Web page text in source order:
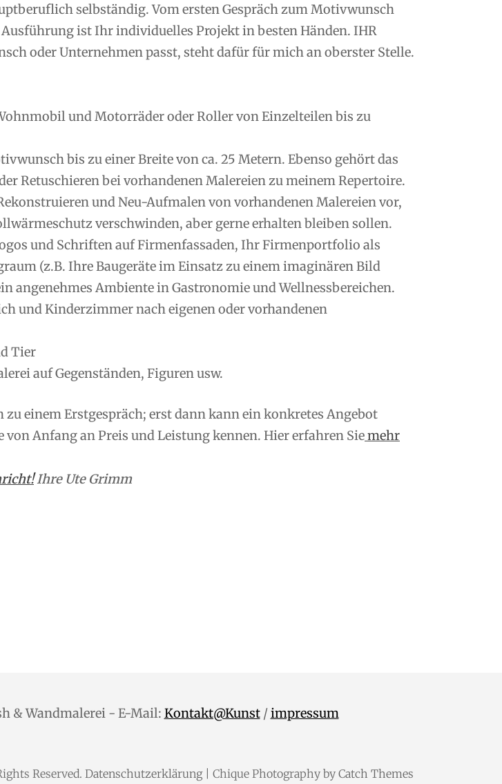
selbständig. Vom ersten Gespräch zum Motivwunsch
ist Ihr individuelles Projekt in besten Händen. IHR
oder Unternehmen passt, steht dafür für mich an oberster Stelle.
und Motorräder oder Roller von Einzelteilen bis zu
bis zu einer Breite von ca. 25 Metern. Ebenso gehört das
Retuschieren bei vorhandenen Malereien zu meinem Repertoire.
und Neu-Aufmalen von vorhandenen Malereien vor,
verschwinden, aber gerne erhalten bleiben sollen.
und Schriften auf Firmenfassaden, Ihr Firmenportfolio als
(z.B. Ihre Baugeräte im Einsatz zu einem imaginären Bild
angenehmes Ambiente in Gastronomie und Wellnessbereichen.
und Kinderzimmer nach eigenen oder vorhandenen
Tier
auf Gegenständen, Figuren usw.
zu einem Erstgespräch; erst dann kann ein konkretes Angebot
von Anfang an Preis und Leistung kennen. Hier erfahren Siemehr
Ihre Ute Grimm
& Wandmalerei - E-Mail: Kontakt@Kunst/impressum
Reserved. Datenschutzerklärung| Chique Photography by Catch Themes